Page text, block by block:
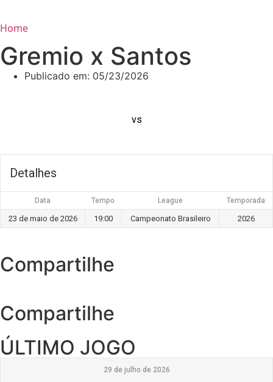
Home
Gremio x Santos
Publicado em: 05/23/2026
vs
Detalhes
Data Tempo League Temporada
23 de maio de 2026 19:00 Campeonato Brasileiro 2026
Compartilhe
Compartilhe
ÚLTIMO JOGO
29 de julho de 2026